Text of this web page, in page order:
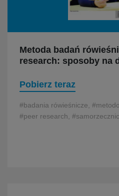
Metoda badań
research: sposoby na
Pobierz teraz
#badania rówieśnicze,
#peer research,